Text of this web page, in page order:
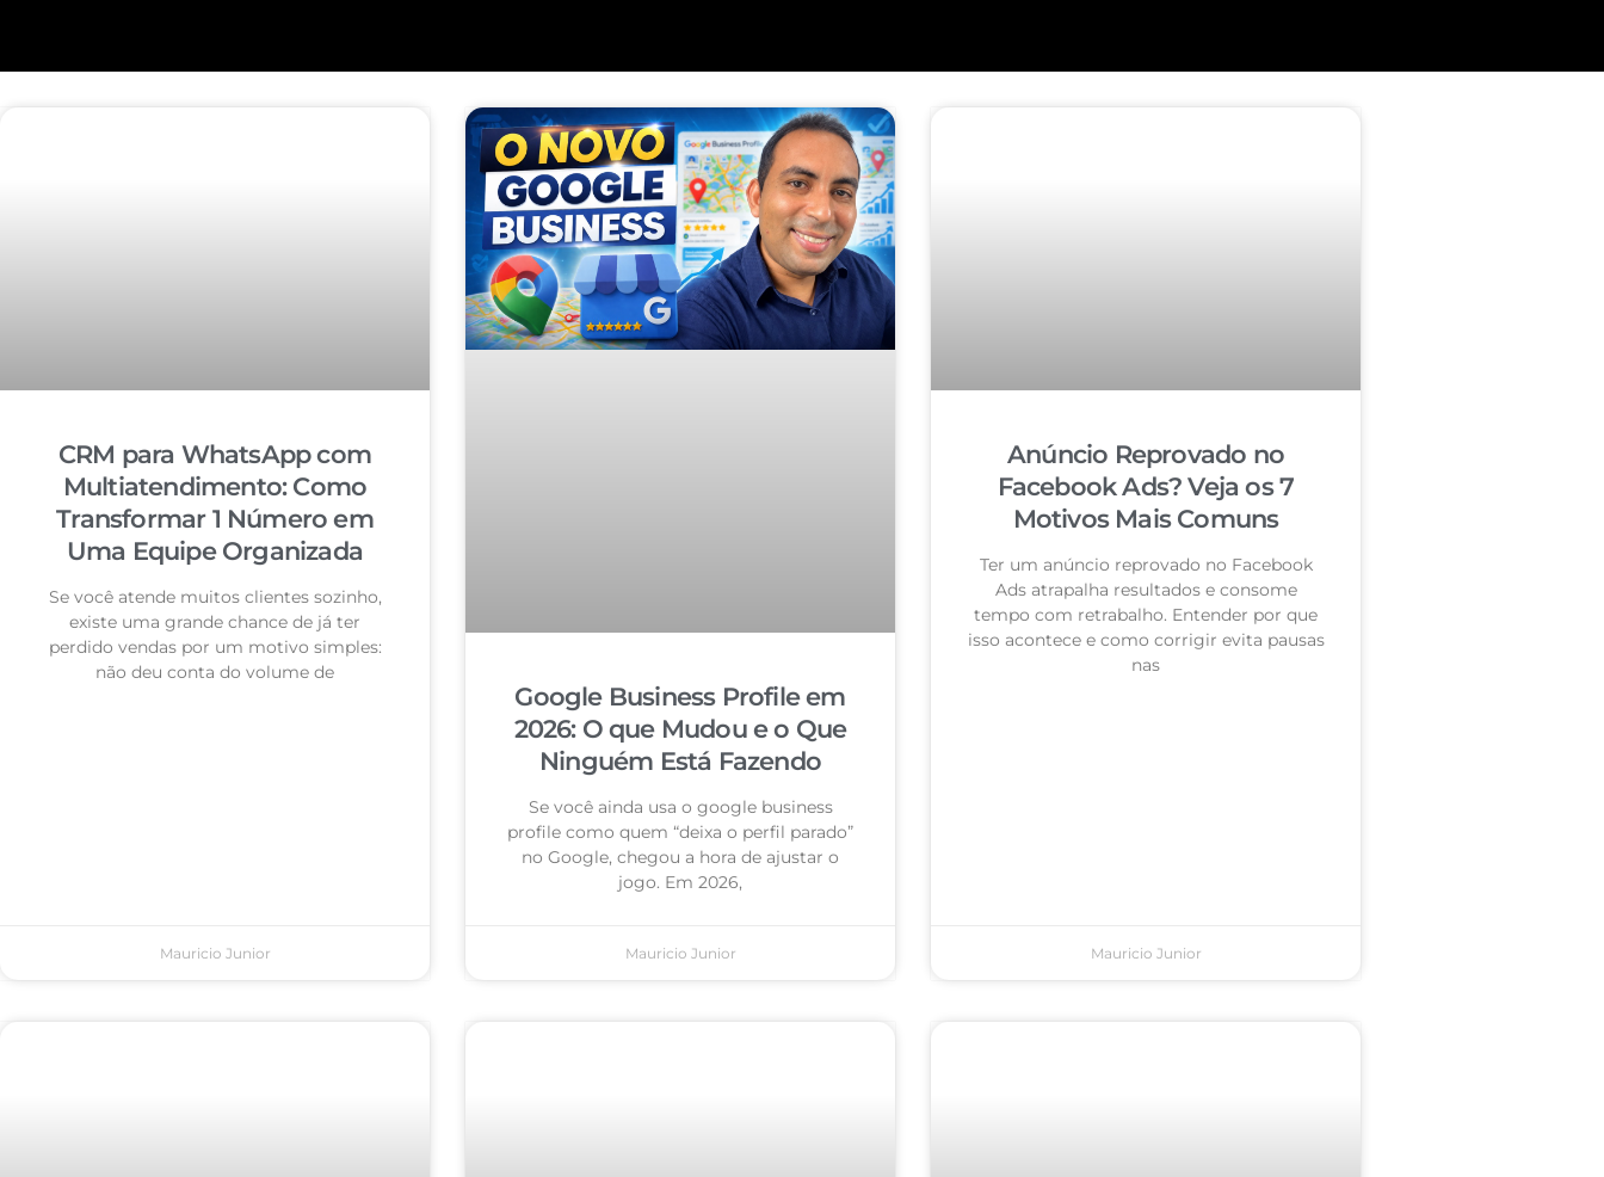
CRM para WhatsApp com
Multiatendimento: Como
Transformar 1 Número em
Uma Equipe Organizada
Se você atende muitos clientes sozinho,
existe uma grande chance de já ter
perdido vendas por um motivo simples:
não deu conta do volume de
Mauricio Junior
Google Business Profile em
2026: O que Mudou e o Que
Ninguém Está Fazendo
Se você ainda usa o google business
profile como quem “deixa o perfil parado”
no Google, chegou a hora de ajustar o
jogo. Em 2026,
Mauricio Junior
Anúncio Reprovado no
Facebook Ads? Veja os 7
Motivos Mais Comuns
Ter um anúncio reprovado no Facebook
Ads atrapalha resultados e consome
tempo com retrabalho. Entender por que
isso acontece e como corrigir evita pausas
nas
Mauricio Junior